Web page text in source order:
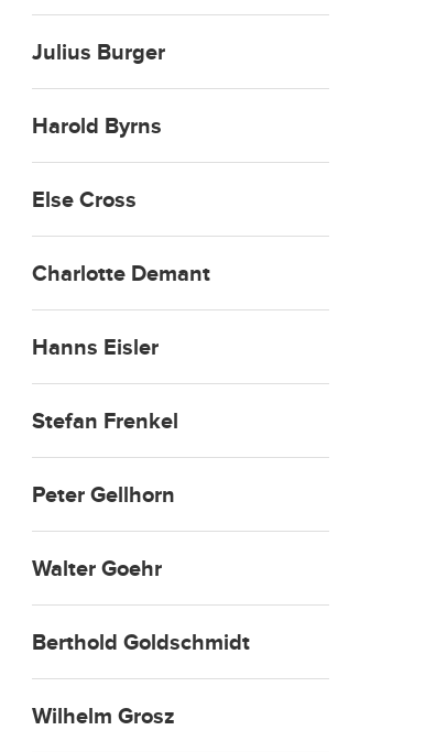
Julius Burger
Harold Byrns
Else Cross
Charlotte Demant
Hanns Eisler
Stefan Frenkel
Peter Gellhorn
Walter Goehr
Berthold Goldschmidt
Wilhelm Grosz